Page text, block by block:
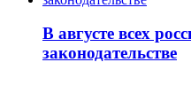
В августе всех
законодательстве